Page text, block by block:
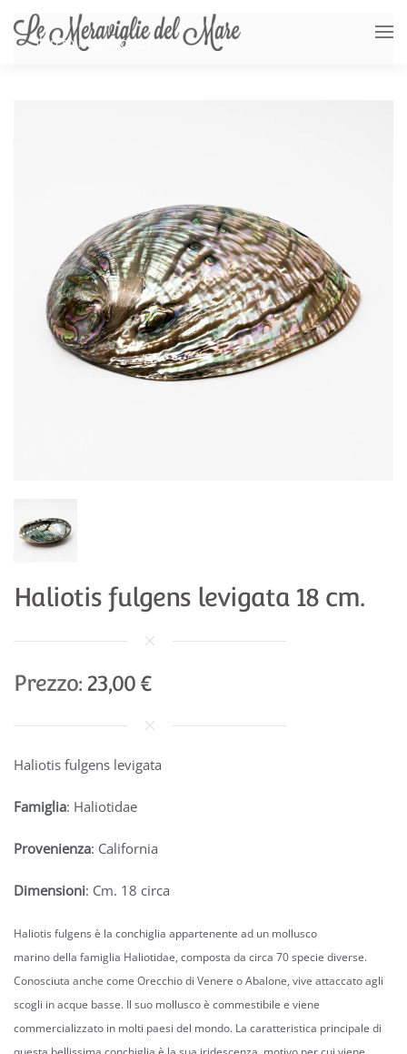
Skip to main content
Haliotis fulgens levigata 18 cm.
Prezzo: 23,00 €
Haliotis fulgens levigata
Famiglia: Haliotidae
Provenienza: California
Dimensioni: Cm. 18 circa
Haliotis fulgens è la conchiglia appartenente ad un mollusco
marino della famiglia Haliotidae, composta da circa 70 specie diverse.
Conosciuta anche come Orecchio di Venere o Abalone, vive attaccato agli
scogli in acque basse. Il suo mollusco è commestibile e viene
commercializzato in molti paesi del mondo. La caratteristica principale di